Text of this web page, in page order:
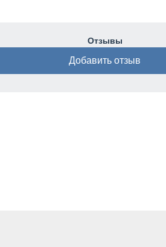
Отзывы
Добавить отзыв